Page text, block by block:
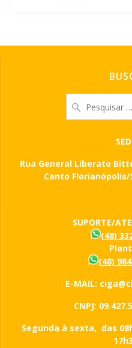
por:
Rua General Liberato
Canto Florianópolis/
SUPORTE/
(48)
(48)
E-MAIL:
CNPJ:
Segunda à sexta, das